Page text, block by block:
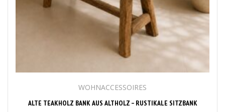
WOHNACCESSOIRES
ALTE TEAKHOLZ BANK AUS ALTHOLZ – RUSTIKALE SITZBANK